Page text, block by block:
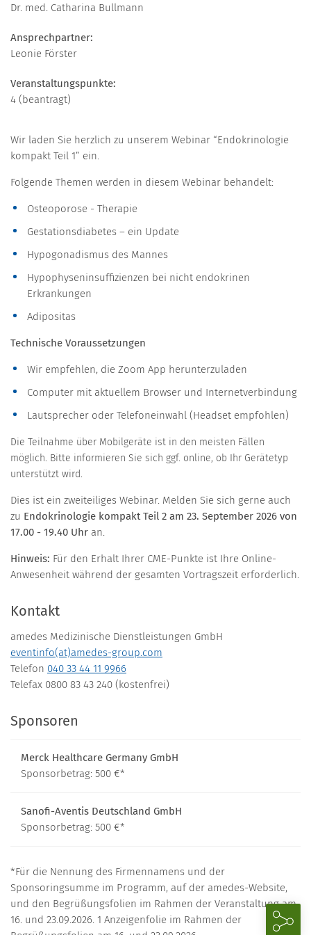
Dr. med. Catharina Bullmann
Ansprechpartner:
Leonie Förster
Veranstaltungspunkte:
4 (beantragt)
Wir laden Sie herzlich zu unserem Webinar “Endokrinologie
kompakt Teil 1” ein.
Folgende Themen werden in diesem Webinar behandelt:
Osteoporose - Therapie
Gestationsdiabetes – ein Update
Hypogonadismus des Mannes
Hypophyseninsuffizienzen bei nicht endokrinen
Erkrankungen
Adipositas
Technische Voraussetzungen
Wir empfehlen, die Zoom App herunterzuladen
Computer mit aktuellem Browser und Internetverbindung
Lautsprecher oder Telefoneinwahl (Headset empfohlen)
Die Teilnahme über Mobilgeräte ist in den meisten Fällen
möglich. Bitte informieren Sie sich ggf. online, ob Ihr Gerätetyp
unterstützt wird.
Dies ist ein zweiteiliges Webinar. Melden Sie sich gerne auch
zu Endokrinologie kompakt Teil 2 am 23. September 2026 von
17.00 - 19.40 Uhr an.
Hinweis: Für den Erhalt Ihrer CME-Punkte ist Ihre Online-
Anwesenheit während der gesamten Vortragszeit erforderlich.
Kontakt
amedes Medizinische Dienstleistungen GmbH
eventinfo(at)amedes-group.com
Telefon 040 33 44 11 9966
Telefax 0800 83 43 240 (kostenfrei)
Sponsoren
Merck Healthcare Germany GmbH
Sponsorbetrag: 500 €*
Sanofi-Aventis Deutschland GmbH
Sponsorbetrag: 500 €*
*Für die Nennung des Firmennamens und der
Sponsoringsumme im Programm, auf der amedes-Website,
und den Begrüßungsfolien im Rahmen der Veranstaltung am
16. und 23.09.2026. 1 Anzeigenfolie im Rahmen der